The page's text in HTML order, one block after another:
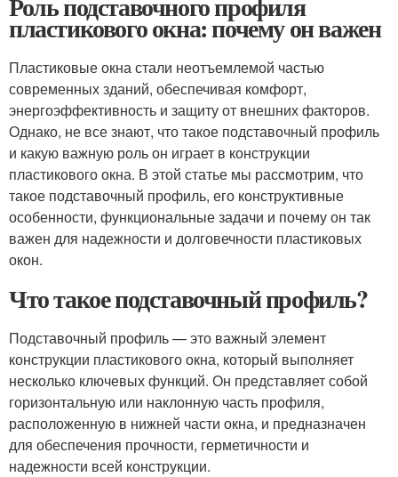
пластикового окна: почему он важен
Пластиковые окна стали неотъемлемой частью
современных зданий, обеспечивая комфорт,
энергоэффективность и защиту от внешних факторов.
Однако, не все знают, что такое подставочный профиль
и какую важную роль он играет в конструкции
пластикового окна. В этой статье мы рассмотрим, что
такое подставочный профиль, его конструктивные
особенности, функциональные задачи и почему он так
важен для надежности и долговечности пластиковых
окон.
Что такое подставочный профиль?
Подставочный профиль — это важный элемент
конструкции пластикового окна, который выполняет
несколько ключевых функций. Он представляет собой
горизонтальную или наклонную часть профиля,
расположенную в нижней части окна, и предназначен
для обеспечения прочности, герметичности и
надежности всей конструкции.